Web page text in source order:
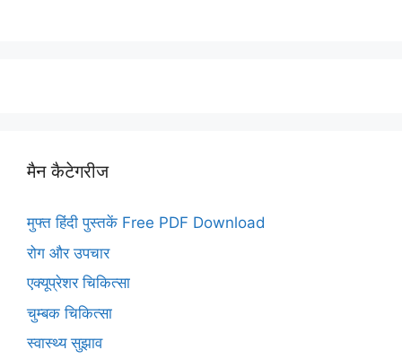
मैन कैटेगरीज
मुफ्त हिंदी पुस्तकें Free PDF Download
रोग और उपचार
एक्यूप्रेशर चिकित्सा
चुम्बक चिकित्सा
स्वास्थ्य सुझाव